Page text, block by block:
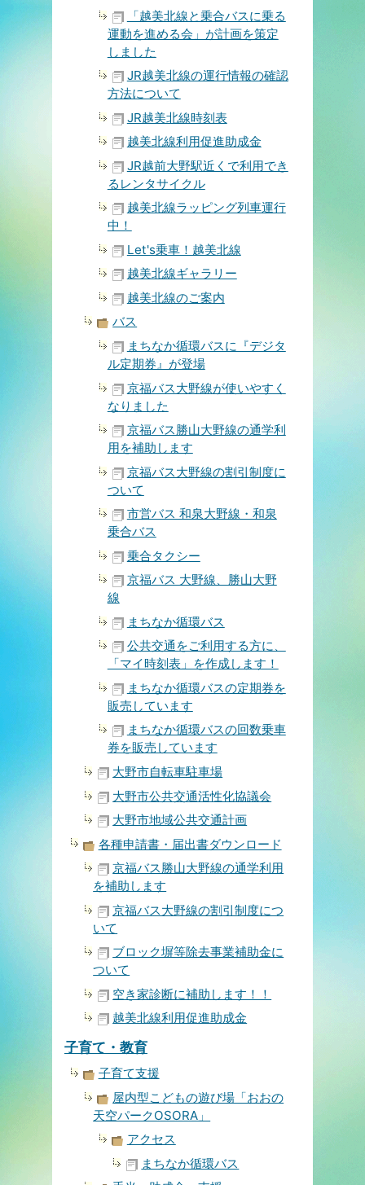
「越美北線と乗合バスに乗る
運動を進める会」が計画を策定
しました
JR越美北線の運行情報の確認
方法について
JR越美北線時刻表
越美北線利用促進助成金
JR越前大野駅近くで利用でき
るレンタサイクル
越美北線ラッピング列車運行
中！
Let's乗車！越美北線
越美北線ギャラリー
越美北線のご案内
バス
まちなか循環バスに『デジタ
ル定期券』が登場
京福バス大野線が使いやすく
なりました
京福バス勝山大野線の通学利
用を補助します
京福バス大野線の割引制度に
ついて
市営バス 和泉大野線・和泉
乗合バス
乗合タクシー
京福バス 大野線、勝山大野
線
まちなか循環バス
公共交通をご利用する方に、
「マイ時刻表」を作成します！
まちなか循環バスの定期券を
販売しています
まちなか循環バスの回数乗車
券を販売しています
大野市自転車駐車場
大野市公共交通活性化協議会
大野市地域公共交通計画
各種申請書・届出書ダウンロード
京福バス勝山大野線の通学利用
を補助します
京福バス大野線の割引制度につ
いて
ブロック塀等除去事業補助金に
ついて
空き家診断に補助します！！
越美北線利用促進助成金
子育て・教育
子育て支援
屋内型こどもの遊び場「おおの
天空パークOSORA」
アクセス
まちなか循環バス